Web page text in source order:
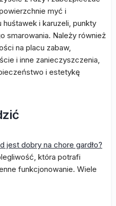
myć i
i karuzeli, punkty
smarowania. Należy również
na placu zabaw,
i inne zanieczyszczenia,
i estetykę
jest dobry na chore gardło?
która potrafi
funkcjonowanie. Wiele